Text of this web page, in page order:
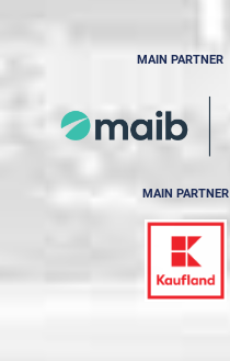
MAIN PARTNER
MAIN PARTNER